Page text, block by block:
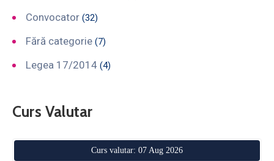
Convocator (32)
Fără categorie (7)
Legea 17/2014 (4)
Curs Valutar
Curs valutar: 07 Aug 2026